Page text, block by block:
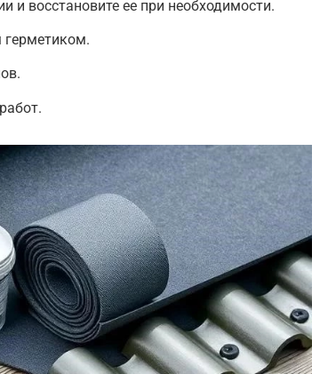
и восстановите ее при необходимости.
герметиком.